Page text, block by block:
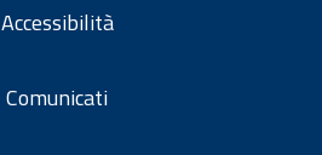
Accessibilità
Comunicati